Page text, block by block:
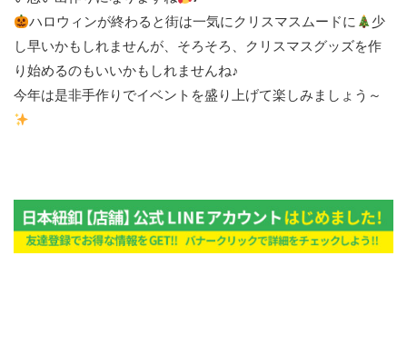
ハロウィンが終わると街は一気にクリスマスムードに
少
し早いかもしれませんが、そろそろ、クリスマスグッズを作
り始めるのもいいかもしれませんね♪
今年は是非手作りでイベントを盛り上げて楽しみましょう～